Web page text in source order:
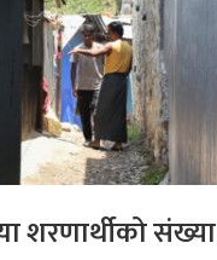
शरणार्थीको संख्या